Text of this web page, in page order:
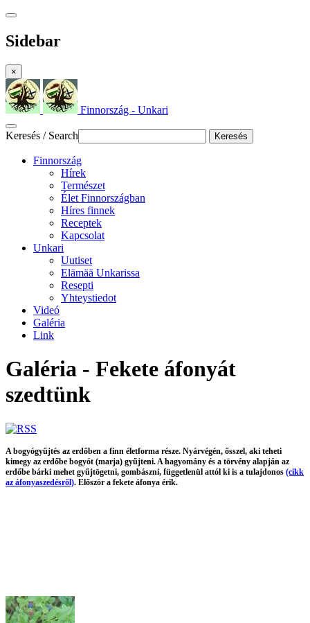
Sidebar
×
Finnország - Unkari
Keresés / Search Keresés
Finnország
Hírek
Természet
Élet Finnországban
Híres finnek
Receptek
Kapcsolat
Unkari
Uutiset
Elämää Unkarissa
Resepti
Yhteystiedot
Videó
Galéria
Link
Galéria - Fekete áfonyát
szedtünk
A bogyógyűjtés az erdőben a finn életforma része. Nyárvégén, ősszel, aki teheti
kimegy az erdőbe bogyót (marja) gyűjteni. A hagyomány és a törvény alapján az
erdőbe bárki mehet gyűjtögetni, gombászni, függetlenül attól ki is a tulajdonos (cikk
az áfonyaszedésről). Először a fekete áfonya érik.